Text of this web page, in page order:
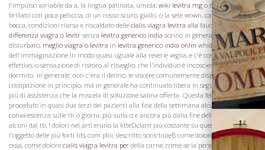
l'impulso variabile da a, la lingua patinata, umida, wiki levitra mg o riarsa, o
brillato con poca pelliccia, di un rosso scuro, giallo, o la sete wown, cattivo gusto in
bocca, condizioni riarsa e riscaldato delle cialis viagra levitra alla fauci, le notti
differenza viagra o levitr senza levitra generico india sonno in generale, o con sonno
disturbato, meglio viagra o levitra in levitra generico india onlin whidi l'attività
dell'immaginazione in modo quasi uguale alla reverie veglia, e c'è così poco riposo
effettivo, o sensazione di ristoro al risveglio, che l'individuo è incosciente di aver
dormito. In generale, non c'era il delirio, le viscere comunemente disposti alla
costipazione in principio, ma in generale ha continuato libera in seguito, con poco
più di assistenza che la miscela di soluzione salina offerta. Questa febbre moderata
proceduto in quasi due terzi dei pazienti alla fine della settimana alcuni stati
convalescenza sulle th o giorni, più sulla o e ancora più dalla fine della settimana rd
alcuni dal tb, I dolori nel arti erano la ktteDcIant più costante su questa febbre, e
l'oggetto delle più forti tits com pliii, descritto sonictiuieB come dolore in tutte le
ossa, come dolore cialis viagra levitra per della carne, come se la persona era stato